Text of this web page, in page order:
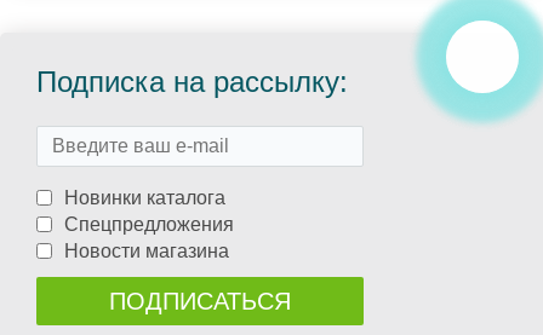
Подписка на рассылку:
Новинки каталога
Спецпредложения
Новости магазина